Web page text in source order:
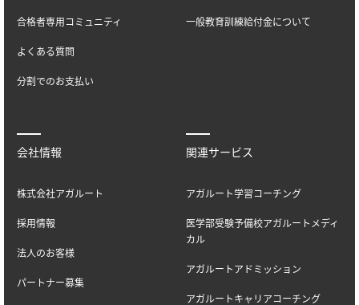
合格者専用コミュニティ
よくある質問
分割でのお支払い
一般教育訓練給付金について
会社情報
株式会社アガルート
採用情報
法人のお客様
パートナー募集
関連サービス
アガルート学習コーチング
医学部受験予備校アガルートメディ
カル
アガルートアドミッション
アガルートキャリアコーチング